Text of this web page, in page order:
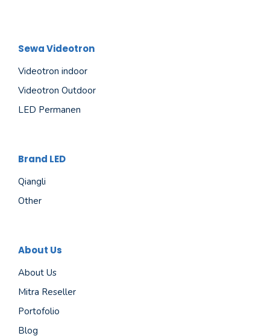
Sewa Videotron
Videotron indoor
Videotron Outdoor
LED Permanen
Brand LED
Qiangli
Other
About Us
About Us
Mitra Reseller
Portofolio
Blog